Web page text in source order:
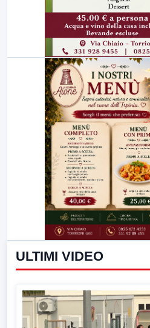
ULTIMI VIDEO